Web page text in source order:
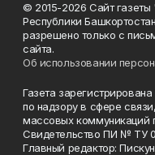
© 2015-2026 Сайт газеты
Республики
разрешено только с
сайта.
Об использовании
Газета
по надзору в сфере
массовых коммуникаций
Свидетельство ПИ № ТУ
Главный редактор: